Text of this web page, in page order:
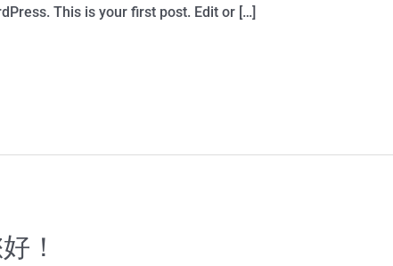
This is your first post. Edit or […]
！